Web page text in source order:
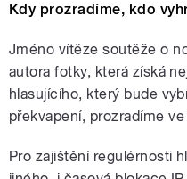
Kdy prozradíme, kdo
Jméno vítěze soutěže o
autora fotky, která získá
hlasujícího, který bude
překvapení, prozradíme
Pro zajištění regulérnosti